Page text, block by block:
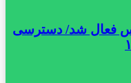
فعال شد/ دسترسی